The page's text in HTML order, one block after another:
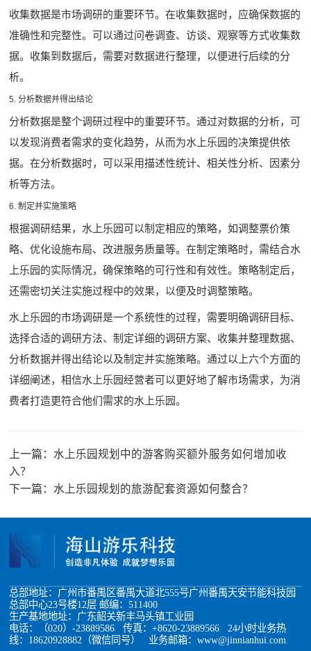
收集数据是市场调研的重要环节。在收集数据时，应确保数据的
准确性和完整性。可以通过问卷调查、访谈、观察等方式收集数
据。收集到数据后，需要对数据进行整理，以便进行后续的分
析。
5. 分析数据并得出结论
分析数据是整个调研过程中的重要环节。通过对数据的分析，可
以发现消费者需求的变化趋势，从而为水上乐园的决策提供依
据。在分析数据时，可以采用描述性统计、相关性分析、因素分
析等方法。
6. 制定并实施策略
根据调研结果，水上乐园可以制定相应的策略，如调整票价策
略、优化设施布局、改进服务质量等。在制定策略时，需结合水
上乐园的实际情况，确保策略的可行性和有效性。策略制定后，
还需密切关注实施过程中的效果，以便及时调整策略。
水上乐园的市场调研是一个系统性的过程，需要明确调研目标、
选择合适的调研方法、制定详细的调研方案、收集并整理数据、
分析数据并得出结论以及制定并实施策略。通过以上六个方面的
详细阐述，相信水上乐园经营者可以更好地了解市场需求，为消
费者打造更符合他们需求的水上乐园。
上一篇： 水上乐园规划中的游客购买额外服务如何增加收
入？
下一篇： 水上乐园规划的旅游配套资源如何整合？
总部地址：广州市番禺区番禺大道北555号广州番禺天安节能科技园
总部中心23号楼12层 邮编：511400
生产基地地址：广东韶关新丰马头镇工业园
电话：（020）-23889586 传真：+8620-23889566 24小时业务热
线：18620928882（微信同号） 业务邮箱：www@jinnianhui.com